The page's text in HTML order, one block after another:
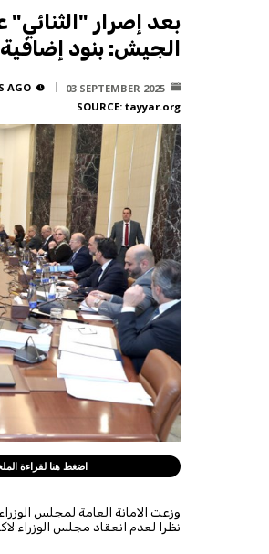
بعد إصرار
الجيش: بنود
03 SEPTEMBER 2025
AGO
SOURCE: tayyar.org
اضغط هنا لقراءة
نظرا لعدم انعقاد مجلس الوزراء